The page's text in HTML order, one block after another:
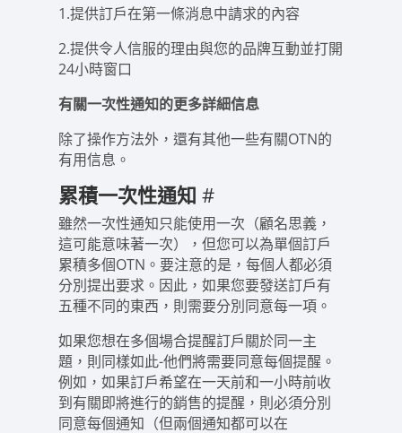
1.提供訂戶在第一條消息中請求的內容
2.提供令人信服的理由與您的品牌互動並打開
24小時窗口
有關一次性通知的更多詳細信息
除了操作方法外，還有其他一些有關OTN的
有用信息。
累積一次性通知 #
雖然一次性通知只能使用一次（顧名思義，
這可能意味著一次），但您可以為單個訂戶
累積多個OTN。要注意的是，每個人都必須
分別提出要求。因此，如果您要發送訂戶有
五種不同的東西，則需要分別同意每一項。
如果您想在多個場合提醒訂戶關於同一主
題，則同樣如此-他們將需要同意每個提醒。
例如，如果訂戶希望在一天前和一小時前收
到有關即將進行的銷售的提醒，則必須分別
同意每個通知（但兩個通知都可以在